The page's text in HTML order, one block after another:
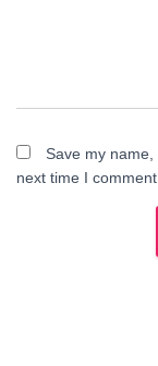
Save my
next time I comment.